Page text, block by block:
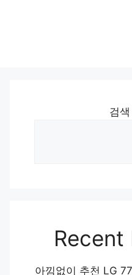
검색
Recent
아낌없이 추천 LG